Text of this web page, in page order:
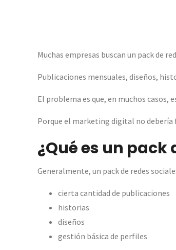
Muchas empresas buscan un pack de
Publicaciones mensuales, diseños,
El problema es que, en muchos casos,
Porque el marketing digital no debería
¿Qué es un pack
Generalmente, un pack de redes
cierta cantidad de publicaciones
historias
diseños
gestión básica de perfiles